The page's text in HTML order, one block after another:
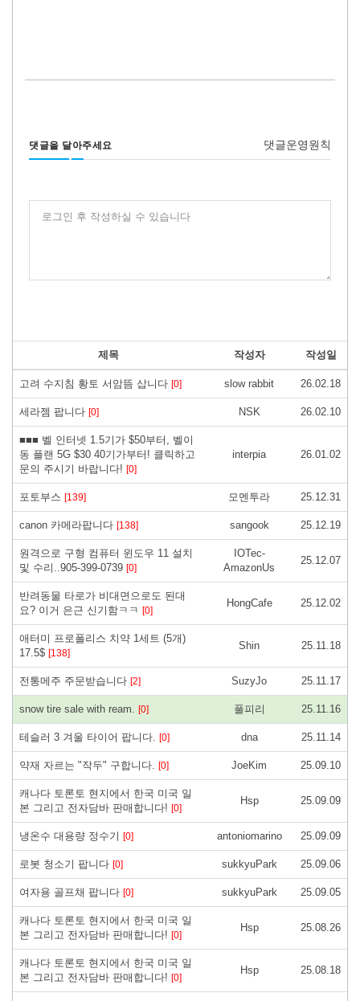
댓글을 달아주세요 댓글운영원칙
로그인 후 작성하실 수 있습니다
제목 작성자 작성일
고려 수지침 황토 서암뜸 삽니다 [0] slow rabbit 26.02.18
세라젬 팝니다 [0] NSK 26.02.10
■■■ 벨 인터넷 1.5기가 $50부터, 벨이
동 플랜 5G $30 40기가부터! 클릭하고
문의 주시기 바랍니다! [0]
interpia 26.01.02
포토부스 [139] 모멘투라 25.12.31
canon 카메라팝니다 [138] sangook 25.12.19
원격으로 구형 컴퓨터 윈도우 11 설치
및 수리..905-399-0739 [0]
IOTec-
AmazonUs
25.12.07
반려동물 타로가 비대면으로도 된대
요? 이거 은근 신기함ㅋㅋ [0]
HongCafe 25.12.02
애터미 프로폴리스 치약 1세트 (5개)
17.5$ [138]
Shin 25.11.18
전통메주 주문받습니다 [2] SuzyJo 25.11.17
snow tire sale with ream. [0] 풀피리 25.11.16
테슬러 3 겨울 타이어 팝니다. [0] dna 25.11.14
약재 자르는 "작두" 구합니다. [0] JoeKim 25.09.10
캐나다 토론토 현지에서 한국 미국 일
본 그리고 전자담바 판매합니다! [0]
Hsp 25.09.09
냉온수 대용량 정수기 [0] antoniomarino 25.09.09
로봇 청소기 팝니다 [0] sukkyuPark 25.09.06
여자용 골프채 팝니다 [0] sukkyuPark 25.09.05
캐나다 토론토 현지에서 한국 미국 일
본 그리고 전자담바 판매합니다! [0]
Hsp 25.08.26
캐나다 토론토 현지에서 한국 미국 일
본 그리고 전자담바 판매합니다! [0]
Hsp 25.08.18